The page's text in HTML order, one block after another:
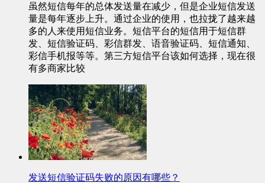
虽然短信每年的总体发送量在减少，但是企业短信发送
量是每年逐步上升。通过企业的使用，也拉拢了越来越
多的人来使用短信业务。短信平台的短信用于短信群
发、短信验证码、彩信群发、语音验证码、短信通知、
彩信手机报等等。第三方短信平台该如何选择，现在很
有多商家比较
发送短信验证码失败的原因有哪些？